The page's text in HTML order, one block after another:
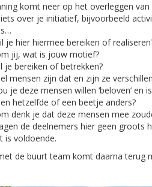
komt neer op het overleggen van
over je initiatief, bijvoorbeeld
je hier hiermee bereiken of
jij, wat is jouw motief?
je bereiken of betrekken?
mensen zijn dat en zijn ze
je deze mensen willen ‘beloven’ en
hetzelfde of een beetje anders?
denk je dat deze mensen mee
de deelnemers hier geen groots
is voldoende.
de buurt team komt daarna terug